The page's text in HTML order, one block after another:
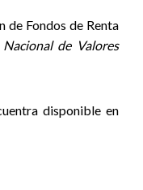
Fondos de Renta
de Valores
disponible en